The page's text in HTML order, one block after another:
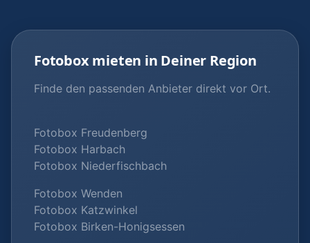
Fotobox mieten in Deiner Region
Finde den passenden Anbieter direkt vor Ort.
Fotobox Freudenberg
Fotobox Harbach
Fotobox Niederfischbach
Fotobox Wenden
Fotobox Katzwinkel
Fotobox Birken-Honigsessen